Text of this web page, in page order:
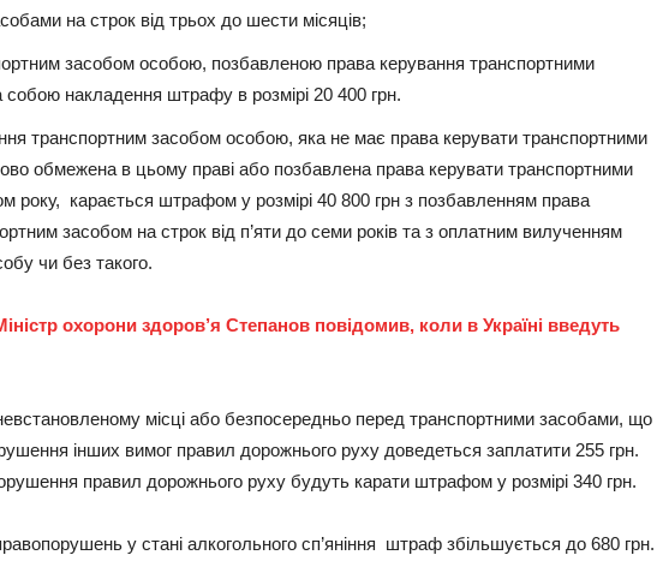
на строк від трьох до шести місяців;
засобом особою, позбавленою права керування транспортними
собою накладення штрафу в розмірі 20 400 грн.
транспортним засобом особою, яка не має права керувати транспортними
обмежена в цьому праві або позбавлена права керувати транспортними
року, карається штрафом у розмірі 40 800 грн з позбавленням права
засобом на строк від п’яти до семи років та з оплатним вилученням
чи без такого.
охорони здоров’я Степанов повідомив, коли в Україні введуть
місці або безпосередньо перед транспортними засобами, що
інших вимог правил дорожнього руху доведеться заплатити 255 грн.
правил дорожнього руху будуть карати штрафом у розмірі 340 грн.
у стані алкогольного сп’яніння штраф збільшується до 680 грн.